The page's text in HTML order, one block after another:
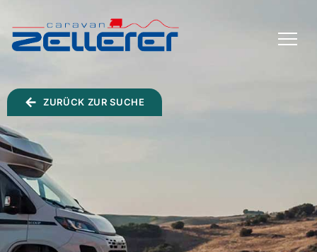
TOGGLE
MENU
ZURÜCK ZUR SUCHE